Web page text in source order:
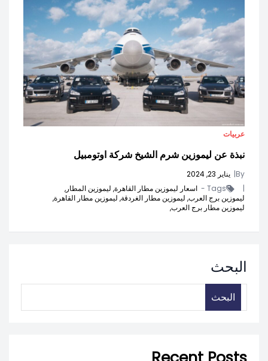
عربيات
نبذة عن ليموزين شرم الشيخ شركة اوتومبيل
By
| يناير 23, 2024
|
Tags - اسعار ليموزين مطار القاهرة, ليموزين المطار,
ليموزين برج العرب, ليموزين مطار الغردقة, ليموزين مطار القاهرة,
ليموزين مطار برج العرب,
البحث
البحث